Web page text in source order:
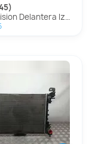
Izquierda Para Alfa Romeo Mito